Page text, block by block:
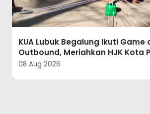
PC APRI Simalungun Turut
Gebyar Kemerdekaan RI ke-81
Mars Fahmi UMMI se-Sumut
08 Aug 2026